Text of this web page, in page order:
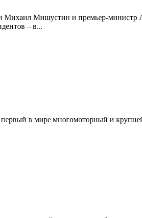
Михаил Мишустин и премьер-
– в...
в мире многомоторный и